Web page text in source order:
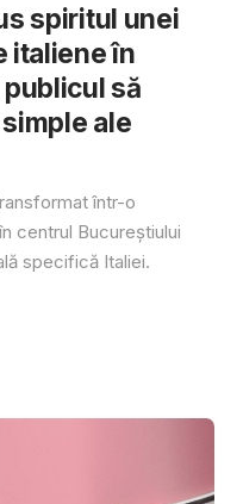
spiritul unei
italiene în
să
ale
într-o
centrul Bucureștiului
specifică Italiei.